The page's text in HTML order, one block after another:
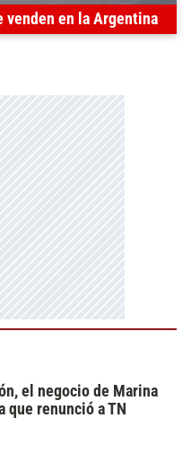
venden en la Argentina
el negocio de Marina
que renunció a TN